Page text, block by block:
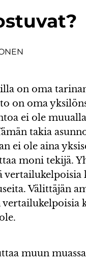
on oma
on oma
ei ole muualla
takia
ei ole aina
moni tekijä.
vertailukelpoisia
Välittäjän
muun